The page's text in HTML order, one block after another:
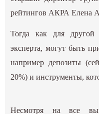
рейтингов АКРА Елена
Тогда как для
эксперта, могут быть
например депозиты
20%) и инструменты,
Несмотря на все